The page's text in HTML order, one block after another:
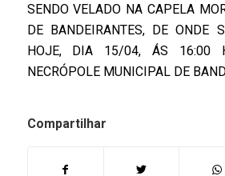
SENDO VELADO NA CAPELA
DE BANDEIRANTES, DE ONDE
HOJE, DIA 15/04, ÁS 16:00
NECRÓPOLE MUNICIPAL DE
Compartilhar